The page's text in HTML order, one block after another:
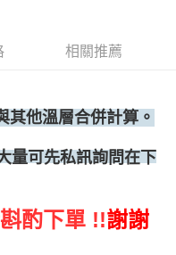
相關推薦
其他溫層合併計算。
量可先私訊詢問在下
酌下單 !!謝謝